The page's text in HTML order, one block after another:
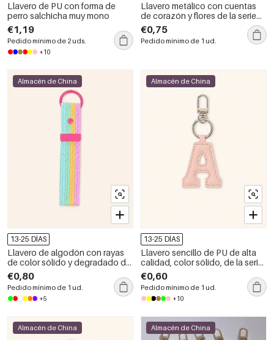
Llavero de PU con forma de
perro salchicha muy mono
€1,19
Pedido mínimo de 2 uds.
+10
Llavero metálico con cuentas
de corazón y flores de la serie
Simple Sweet Flower de metal
€0,75
Pedido mínimo de 1 ud.
Almacén de China
13-25 DÍAS
Llavero de algodón con rayas
de color sólido y degradado de
color de la serie Simple Daily
€0,80
Pedido mínimo de 1 ud.
+5
Almacén de China
13-25 DÍAS
Llavero sencillo de PU de alta
calidad, color sólido, de la serie
Daily Letter.
€0,60
Pedido mínimo de 1 ud.
+10
Almacén de China Almacén de China